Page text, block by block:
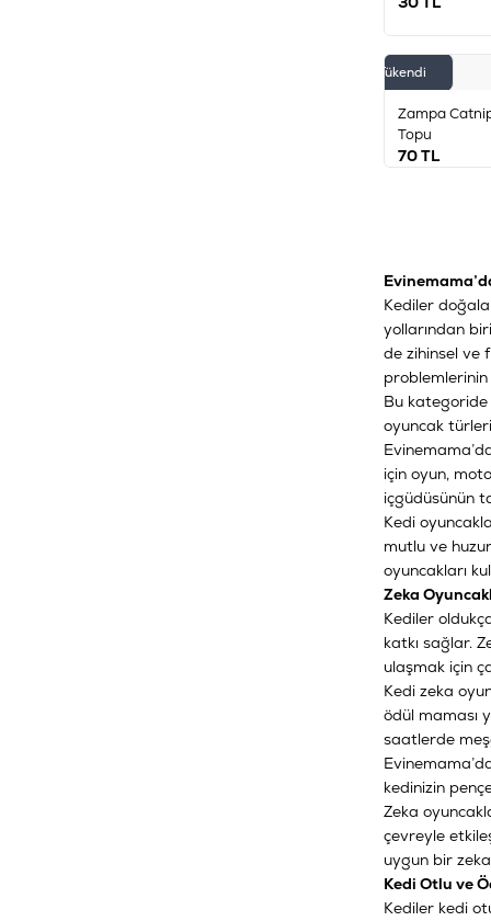
Tükendi
Zampa
Topu
70TL
Kediler
yollarından
de zihinsel ve
Bu kategoride
oyuncak
için oyun,
içgüdüsünün
Kedi
mutlu ve
oyuncakları
Zeka
Kediler
katkı sağlar.
ulaşmak için
Kedi zeka
ödül maması
saatlerde
kedinizin
Zeka
çevreyle
uygun bir
Kedi Otlu ve
Kediler kedi